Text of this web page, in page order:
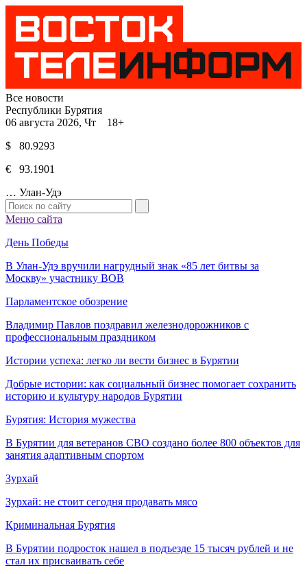
Все новости
Республики Бурятия
06 августа 2026, Чт 18+
$ 80.9293
€ 93.1901
… Улан-Удэ
Меню сайта
День Победы
В Улан-Удэ вручили нагрудный знак «85 лет битвы за
Москву» участнику ВОВ
Парламентское обозрение
Владимир Павлов поздравил железнодорожников с
профессиональным праздником
Истории успеха: легко ли вести бизнес в Бурятии
Добрые истории: как социальный бизнес помогает сохранить
историю и культуру народов Бурятии
Бурятия: История мужества
В Бурятии для ветеранов СВО создано более 800 объектов для
занятия адаптивным спортом
Зурхай
Зурхай: не стоит сегодня продавать мясо
Криминальная Бурятия
В Бурятии подросток нашел в подъезде 15 тысяч рублей и не
стал их присваивать себе